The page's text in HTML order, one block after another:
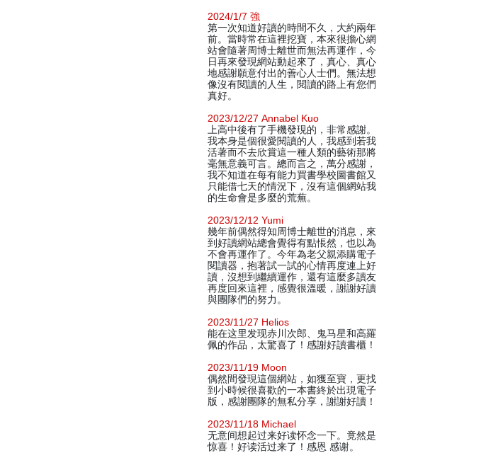
2024/1/7 強
第一次知道好讀的時間不久，大約兩年
前。當時常在這裡挖寶，本來很擔心網
站會隨著周博士離世而無法再運作，今
日再來發現網站動起來了，真心、真心
地感謝願意付出的善心人士們。無法想
像沒有閱讀的人生，閱讀的路上有您們
真好。
2023/12/27 Annabel Kuo
上高中後有了手機發現的，非常感謝。
我本身是個很愛閱讀的人，我感到若我
活著而不去欣賞這一種人類的藝術那將
毫無意義可言。總而言之，萬分感謝，
我不知道在每有能力買書學校圖書館又
只能借七天的情況下，沒有這個網站我
的生命會是多麼的荒蕪。
2023/12/12 Yumi
幾年前偶然得知周博士離世的消息，來
到好讀網站總會覺得有點悵然，也以為
不會再運作了。今年為老父親添購電子
閱讀器，抱著試一試的心情再度連上好
讀，沒想到繼續運作，還有這麼多讀友
再度回來這裡，感覺很溫暖，謝謝好讀
與團隊們的努力。
2023/11/27 Helios
能在这里发现赤川次郎、鬼马星和高羅
佩的作品，太驚喜了！感謝好讀書櫃！
2023/11/19 Moon
偶然間發現這個網站，如獲至寶，更找
到小時候很喜歡的一本書終於出現電子
版，感謝團隊的無私分享，謝謝好讀！
2023/11/18 Michael
无意间想起过来好读怀念一下。竟然是
惊喜！好读活过来了！感恩 感谢。